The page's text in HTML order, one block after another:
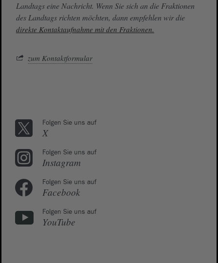
Landtags eine Nachricht. Wenn Sie sich an die Fraktionen
des Landtags richten möchten, dann empfehlen wir die
direkte Kontaktaufnahme mit den Fraktionen.
zum Kontaktformular
Folgen Sie uns auf
X
Folgen Sie uns auf
Instagram
Folgen Sie uns auf
Facebook
Folgen Sie uns auf
YouTube